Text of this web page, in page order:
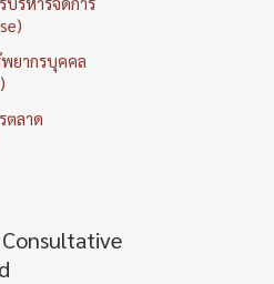
ยากรบุคคล
ตลาด